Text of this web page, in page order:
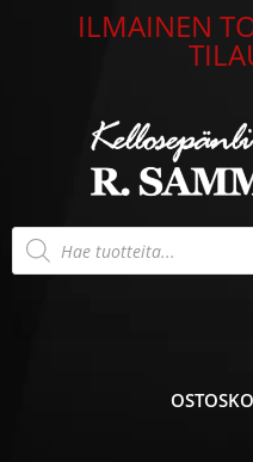
ILMAINEN
Products
search